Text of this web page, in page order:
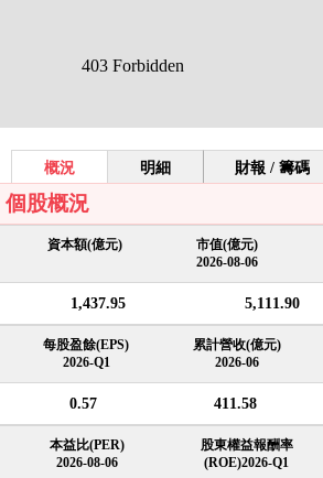
概況 明細 財報 / 籌碼
個股概況
資本額(億元)
市值(億元)
2026-08-06
1,437.95 5,111.90
每股盈餘(EPS)
2026-Q1
累計營收(億元)
2026-06
0.57 411.58
本益比(PER)
2026-08-06
股東權益報酬率
(ROE)2026-Q1